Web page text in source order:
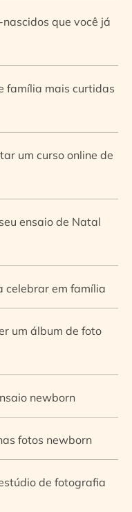
que você já
família mais curtidas
um curso online de
ensaio de Natal
celebrar em família
um álbum de foto
newborn
fotos newborn
de fotografia